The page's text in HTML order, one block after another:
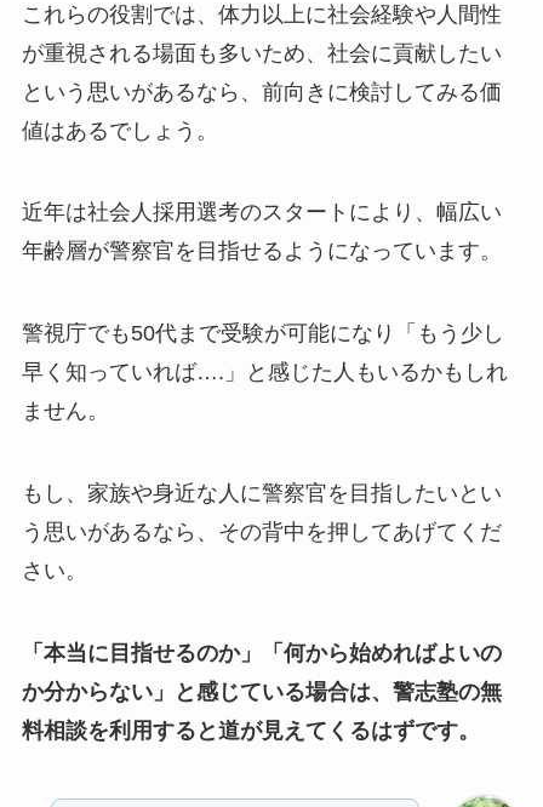
これらの役割では、体力以上に社会経験や人間性
が重視される場面も多いため、社会に貢献したい
という思いがあるなら、前向きに検討してみる価
値はあるでしょう。
近年は社会人採用選考のスタートにより、幅広い
年齢層が警察官を目指せるようになっています。
警視庁でも50代まで受験が可能になり「もう少し
早く知っていれば….」と感じた人もいるかもしれ
ません。
もし、家族や身近な人に警察官を目指したいとい
う思いがあるなら、その背中を押してあげてくだ
さい。
「本当に目指せるのか」「何から始めればよいの
か分からない」と感じている場合は、警志塾の無
料相談を利用すると道が見えてくるはずです。